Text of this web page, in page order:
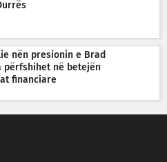
nën presionin e Brad
përfshihet në betejën
financiare